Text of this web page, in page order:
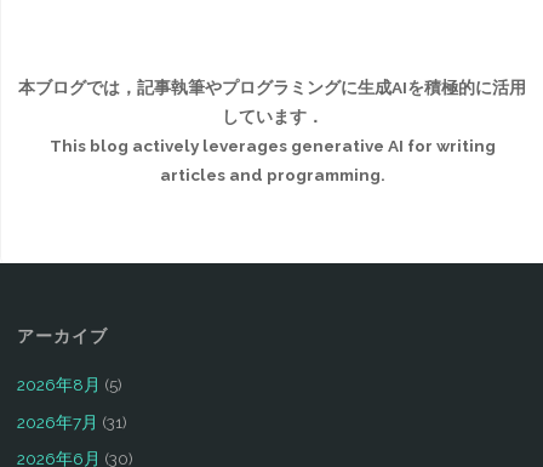
本ブログでは，記事執筆やプログラミングに生成AIを積極的に活用
しています．
This blog actively leverages generative AI for writing
articles and programming.
アーカイブ
2026年8月 (5)
2026年7月 (31)
2026年6月 (30)